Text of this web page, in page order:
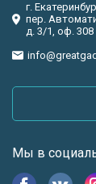
г.
пер.
д. 3/1, оф. 308
Мы в